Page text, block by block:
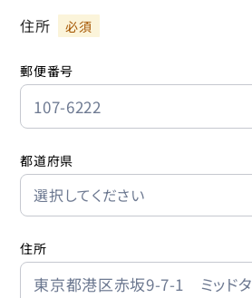
住所
郵便番号
都道府県
住所